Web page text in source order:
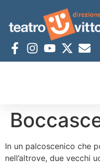
In un palcoscenico che
nell’altrove, due vecchi